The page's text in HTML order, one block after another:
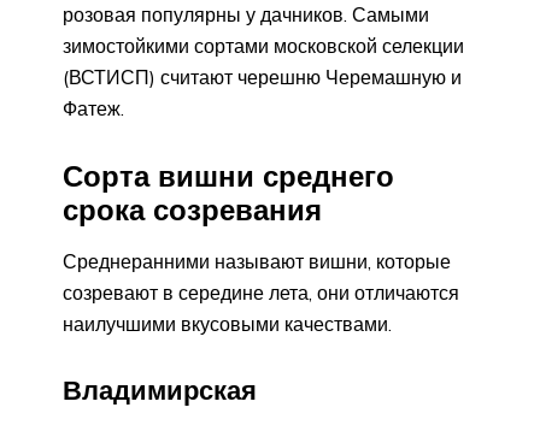
розовая популярны у дачников. Самыми
зимостойкими сортами московской селекции
(ВСТИСП) считают черешню Черемашную и
Фатеж.
Сорта вишни среднего
срока созревания
Среднеранними называют вишни, которые
созревают в середине лета, они отличаются
наилучшими вкусовыми качествами.
Владимирская